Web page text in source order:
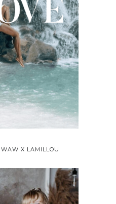
X LAMILLOU